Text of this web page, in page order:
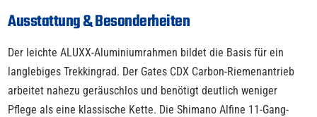
Ausstattung & Besonderheiten
Der leichte ALUXX-Aluminiumrahmen bildet die Basis für ein
langlebiges Trekkingrad. Der Gates CDX Carbon-Riemenantrieb
arbeitet nahezu geräuschlos und benötigt deutlich weniger
Pflege als eine klassische Kette. Die Shimano Alfine 11-Gang-